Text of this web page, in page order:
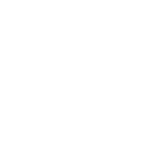
ONT REPRIS